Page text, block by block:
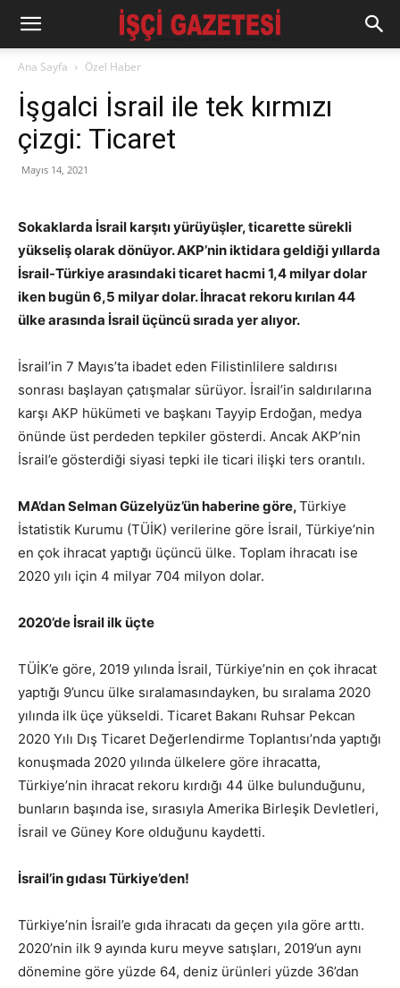
Ana Sayfa Özel Haber
İşgalci İsrail ile tek kırmızı
çizgi: Ticaret
Mayıs 14, 2021
Sokaklarda İsrail karşıtı yürüyüşler, ticarette sürekli
yükseliş olarak dönüyor. AKP’nin iktidara geldiği yıllarda
İsrail-Türkiye arasındaki ticaret hacmi 1,4 milyar dolar
iken bugün 6,5 milyar dolar. İhracat rekoru kırılan 44
ülke arasında İsrail üçüncü sırada yer alıyor.
İsrail’in 7 Mayıs’ta ibadet eden Filistinlilere saldırısı
sonrası başlayan çatışmalar sürüyor. İsrail’in saldırılarına
karşı AKP hükümeti ve başkanı Tayyip Erdoğan, medya
önünde üst perdeden tepkiler gösterdi. Ancak AKP’nin
İsrail’e gösterdiği siyasi tepki ile ticari ilişki ters orantılı.
MA’dan Selman Güzelyüz’ün haberine göre,Türkiye
İstatistik Kurumu (TÜİK) verilerine göre İsrail, Türkiye’nin
en çok ihracat yaptığı üçüncü ülke. Toplam ihracatı ise
2020 yılı için 4 milyar 704 milyon dolar.
2020’de İsrail ilk üçte
TÜİK’e göre, 2019 yılında İsrail, Türkiye’nin en çok ihracat
yaptığı 9’uncu ülke sıralamasındayken, bu sıralama 2020
yılında ilk üçe yükseldi. Ticaret Bakanı Ruhsar Pekcan
2020 Yılı Dış Ticaret Değerlendirme Toplantısı’nda yaptığı
konuşmada 2020 yılında ülkelere göre ihracatta,
Türkiye’nin ihracat rekoru kırdığı 44 ülke bulunduğunu,
bunların başında ise, sırasıyla Amerika Birleşik Devletleri,
İsrail ve Güney Kore olduğunu kaydetti.
İsrail’in gıdası Türkiye’den!
Türkiye’nin İsrail’e gıda ihracatı da geçen yıla göre arttı.
2020’nin ilk 9 ayında kuru meyve satışları, 2019’un aynı
dönemine göre yüzde 64, deniz ürünleri yüzde 36’dan